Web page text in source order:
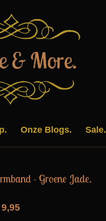
Onze Blogs. Sale.
- Groene Jade.